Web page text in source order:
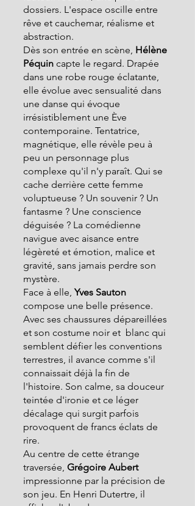
dossiers. L'espace oscille entre
rêve et cauchemar, réalisme et
abstraction.
Dès son entrée en scène, Hélène
Péquin capte le regard. Drapée
dans une robe rouge éclatante,
elle évolue avec sensualité dans
une danse qui évoque
irrésistiblement une Ève
contemporaine. Tentatrice,
magnétique, elle révèle peu à
peu un personnage plus
complexe qu'il n'y paraît. Qui se
cache derrière cette femme
voluptueuse ? Un souvenir ? Un
fantasme ? Une conscience
déguisée ? La comédienne
navigue avec aisance entre
légèreté et émotion, malice et
gravité, sans jamais perdre son
mystère.
Face à elle, Yves Sauton
compose une belle présence.
Avec ses chaussures dépareillées
et son costume noir et  blanc qui
semblent défier les conventions
terrestres, il avance comme s'il
connaissait déjà la fin de
l'histoire. Son calme, sa douceur
teintée d'ironie et ce léger
décalage qui surgit parfois
provoquent de francs éclats de
rire.
Au centre de cette étrange
traversée, Grégoire Aubert
impressionne par la précision de
son jeu. En Henri Dutertre, il